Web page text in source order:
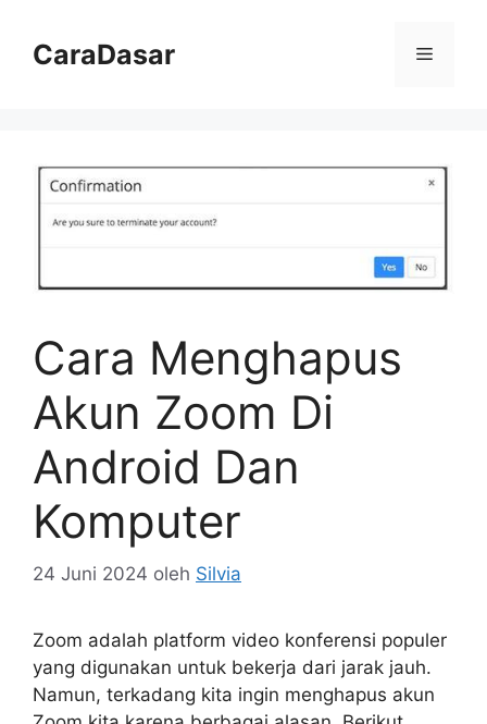
CaraDasar Menu
Cara Menghapus
Akun Zoom Di
Android Dan
Komputer
24 Juni 2024 oleh Silvia
Zoom adalah platform video konferensi populer
yang digunakan untuk bekerja dari jarak jauh.
Namun, terkadang kita ingin menghapus akun